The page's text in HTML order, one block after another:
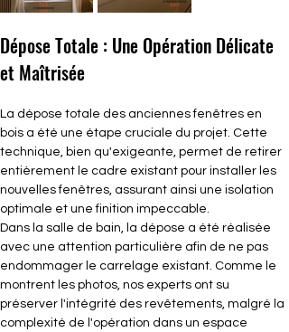
Dépose Totale : Une Opération Délicate
et Maîtrisée
La dépose totale des anciennes fenêtres en
bois a été une étape cruciale du projet. Cette
technique, bien qu'exigeante, permet de retirer
entièrement le cadre existant pour installer les
nouvelles fenêtres, assurant ainsi une isolation
optimale et une finition impeccable.
Dans la salle de bain, la dépose a été réalisée
avec une attention particulière afin de ne pas
endommager le carrelage existant. Comme le
montrent les photos, nos experts ont su
préserver l'intégrité des revêtements, malgré la
complexité de l'opération dans un espace